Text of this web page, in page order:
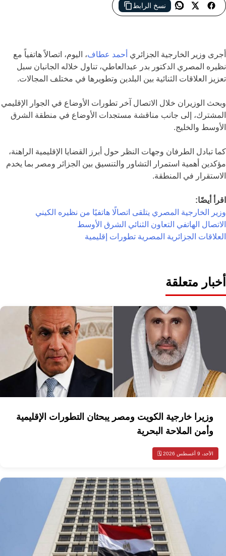
نسخ الرابط
اتصال دبلوماسي بين الجزائر ومصر لبحث تعزيز العلاقات الثنائية
أجرى وزير الخارجية الجزائري أحمد عطاف، اليوم، اتصالاً هاتفياً مع
نظيره المصري الدكتور بدر عبدالعاطي، تناول خلاله الجانبان سبل
تعزيز العلاقات الثنائية بين البلدين وتطويرها في مختلف المجالات.
وبحث الوزيران خلال الاتصال آخر تطورات الأوضاع في الجوار الإقليمي
المشترك، إلى جانب مناقشة مستجدات الأوضاع في منطقة الشرق
الأوسط والخليج.
كما تبادل الطرفان وجهات النظر حول أبرز القضايا الإقليمية الراهنة،
مؤكدين أهمية استمرار التشاور والتنسيق بين الجزائر ومصر بما يخدم
الاستقرار في المنطقة.
اقرأ أيضًا:
وزير الخارجية المصري يتلقى اتصالًا هاتفيًا من نظيره الكيني
الاتصال الهاتفي التعاون الثنائي الشرق الأوسط
العلاقات الجزائرية المصرية تطورات إقليمية
أخبار متعلقة
وزيرا خارجية الكويت ومصر يبحثان التطورات الإقليمية
وأمن الملاحة البحرية
الأحد، 9 أغسطس 2026 🗓️